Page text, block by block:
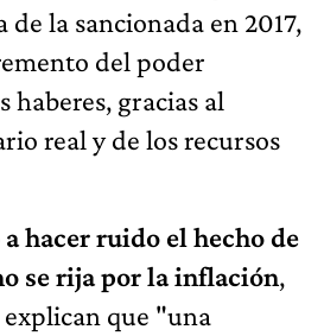
de la sancionada en 2017,
del poder
haberes, gracias al
real y de los recursos
hacer ruido el hecho de
se rija por la inflación,
que "una